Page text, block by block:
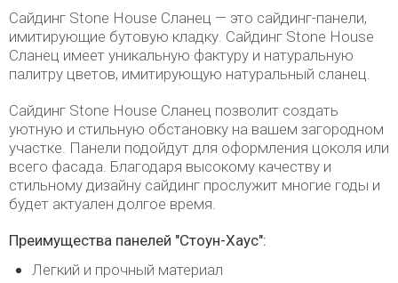
Сайдинг Stone House Сланец — это сайдинг-панели,
имитирующие бутовую кладку. Сайдинг Stone House
Сланец имеет уникальную фактуру и натуральную
палитру цветов, имитирующую натуральный сланец.
Сайдинг Stone House Сланец позволит создать
уютную и стильную обстановку на вашем загородном
участке. Панели подойдут для оформления цоколя или
всего фасада. Благодаря высокому качеству и
стильному дизайну сайдинг прослужит многие годы и
будет актуален долгое время.
Преимущества панелей "Стоун-Хаус":
Легкий и прочный материал